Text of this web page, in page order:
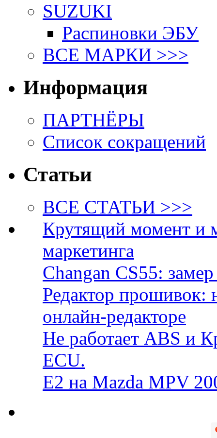
SUZUKI
Распиновки ЭБУ
ВСЕ МАРКИ >>>
Информация
ПАРТНЁРЫ
Список сокращений
Статьи
ВСЕ СТАТЬИ >>>
Крутящий момент и
маркетинга
Changan CS55:
Редактор прошивок:
онлайн-редакторе
Не работает ABS и
ECU.
E2 на Mazda MPV